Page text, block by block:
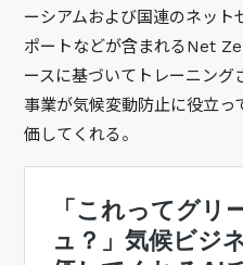
ーシアムおよび国連のネット
ポートなどが含まれるNet
ースに基づいてトレーニング
事業が気候変動防止に役立っ
価してくれる。